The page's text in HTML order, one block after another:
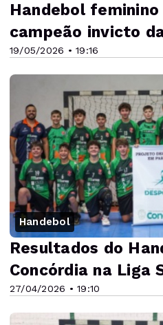
19/05/2026 • 19:16
Handebol
campeão invicto
Handebol
27/04/2026 • 19:10
Resultados do
Concórdia na Liga